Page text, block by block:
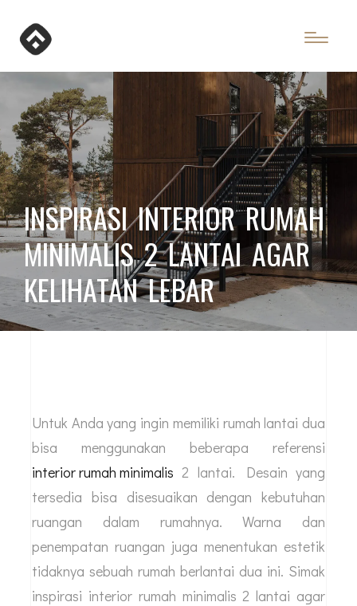
INSPIRASI INTERIOR RUMAH
MINIMALIS 2 LANTAI AGAR
KELIHATAN LEBAR
Untuk Anda yang ingin memiliki rumah lantai dua
bisa menggunakan beberapa referensi
interior rumah minimalis 2 lantai. Desain yang
tersedia bisa disesuaikan dengan kebutuhan
ruangan dalam rumahnya. Warna dan
penempatan ruangan juga menentukan estetik
tidaknya sebuah rumah berlantai dua ini. Simak
inspirasi interior rumah minimalis 2 lantai agar